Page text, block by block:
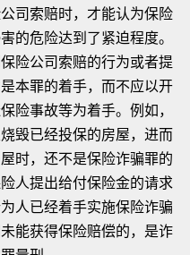
司索赔时，才能认为保险
的危险达到了紧迫程度。
险公司索赔的行为或者提
本罪的着手，而不应以开
险事故等为着手。例如，
毁已经投保的房屋，进而
时，还不是保险诈骗罪的
人提出给付保险金的请求
人已经着手实施保险诈骗
能获得保险赔偿的，是诈